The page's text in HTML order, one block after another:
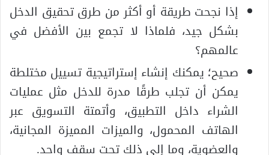
إذا نجحت طريقة أو أكثر من طرق تحقيق الدخل
بشكل جيد، فلماذا لا تجمع بين الأفضل في
عالمهم؟
صحيح؛ يمكنك إنشاء إستراتيجية تسييل مختلطة
يمكن أن تجلب طرقًا مدرة للدخل مثل عمليات
الشراء داخل التطبيق، وأتمتة التسويق عبر
الهاتف المحمول، والميزات المميزة المجانية،
والعضوية، وما إلى ذلك تحت سقف واحد.